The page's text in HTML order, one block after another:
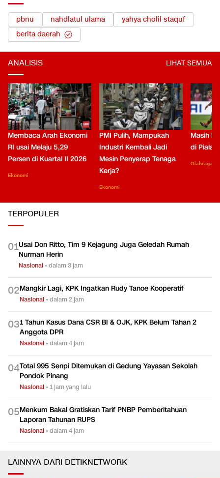
pbnu nahdlatul ulama
yahya cholil staquf
berita daerah
ANALISIS LIHAT SEMUA
Membaca Arah Ekonomi
RI usai Melaju 5,29
Persen di Kuartal II 2026
Ekonomi
PMI Pulih, Mampukah
Industri Kembali Jadi
Mesin Penyerap Tenaga
Kerja?
Ekonomi
Masih
di Piala
Olahraga
TERPOPULER
01Usai Don Ritto, Tim 9 Kejagung Juga Geledah Rumah
Nurman Herin
Nasional •dalam 3 jam
02Mangkir Lagi, KPK Ingatkan Rudy Tanoe Kooperatif
Nasional •dalam 2 jam
031 Tahun Kasus Dana CSR BI & OJK, KPK Belum Tahan 2
Anggota DPR
Nasional •dalam 4 jam
04Total 995 Senpi Ditemukan di Gedung Yayasan Sekolah
Pondok Pinang
Nasional •1 jam yang lalu
05Menkum Bakal Gratiskan Tarif PNBP Pemberitahuan
Laporan Tahunan RUPS
Nasional •dalam 4 jam
LAINNYA DARI DETIKNETWORK